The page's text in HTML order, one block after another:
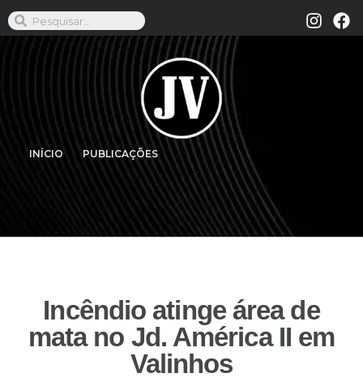
INÍCIO PUBLICAÇÕES
Incêndio atinge área de
mata no Jd. América II em
Valinhos